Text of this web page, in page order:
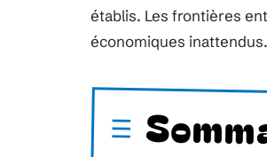
établis. Les frontières
économiques inattendus.